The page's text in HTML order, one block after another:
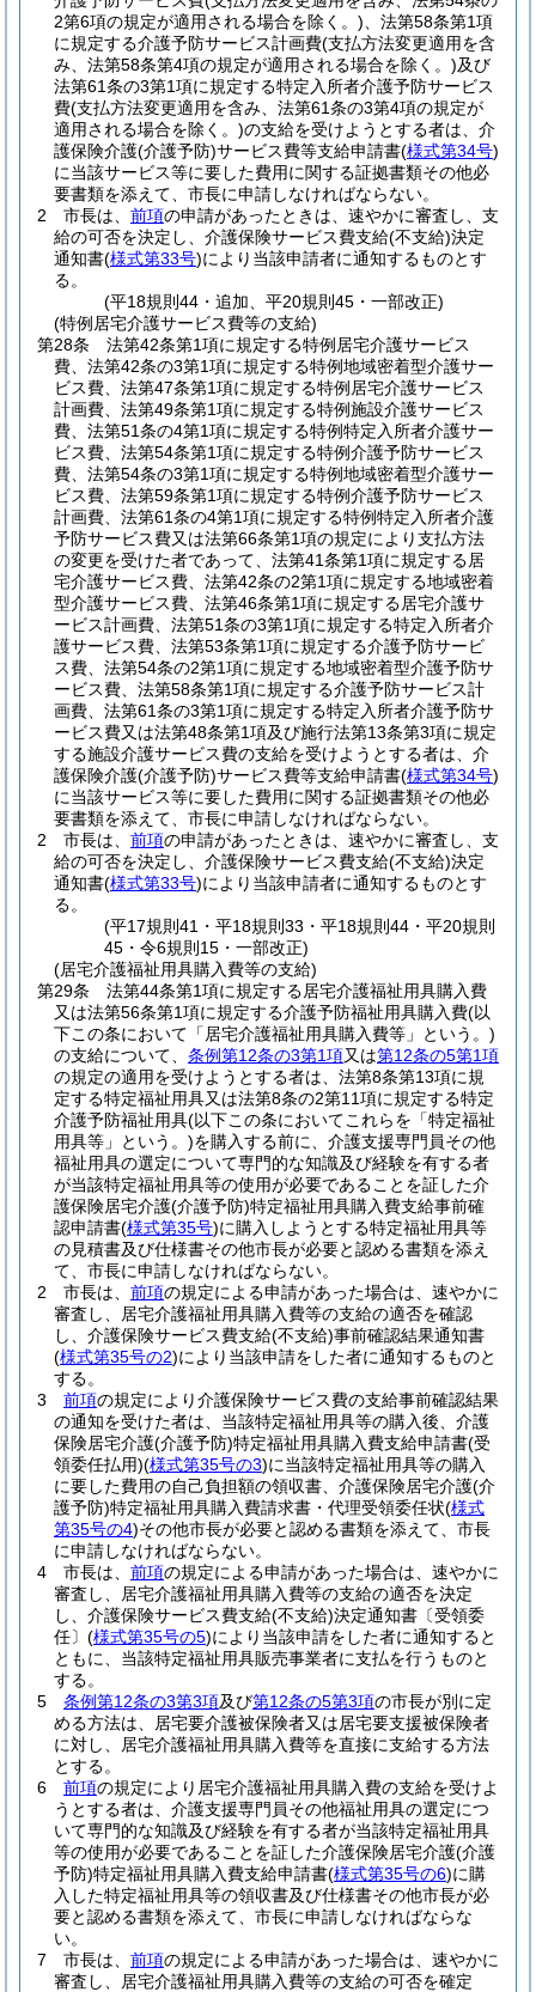
2第6項の規定が適用される場合を除く。) 、法第58条第1項
に規定する介護予防サービス計画費(支払方法変更適用を含
み、法第58条第4項の規定が適用される場合を除く。)及び
法第61条の3第1項に規定する特定入所者介護予防サービス
費(支払方法変更適用を含み、法第61条の3第4項の規定が
適用される場合を除く。)の支給を受けようとする者は、介
護保険介護(介護予防)サービス費等支給申請書(様式第34号)
に当該サービス等に要した費用に関する証拠書類その他必
要書類を添えて、市長に申請しなければならない。
2
市長は、 前項の申請があったときは、速やかに審査し、支
給の可否を決定し、介護保険サービス費支給(不支給)決定
通知書(様式第33号)により当該申請者に通知するものとす
る。
(平18規則44・追加、平20規則45・一部改正)
(特例居宅介護サービス費等の支給)
第28条
法第42条第1項に規定する特例居宅介護サービス
費、法第42条の3第1項に規定する特例地域密着型介護サー
ビス費、法第47条第1項に規定する特例居宅介護サービス
計画費、法第49条第1項に規定する特例施設介護サービス
費、法第51条の4第1項に規定する特例特定入所者介護サー
ビス費、法第54条第1項に規定する特例介護予防サービス
費、法第54条の3第1項に規定する特例地域密着型介護サー
ビス費、法第59条第1項に規定する特例介護予防サービス
計画費、法第61条の4第1項に規定する特例特定入所者介護
予防サービス費又は法第66条第1項の規定により支払方法
の変更を受けた者であって、法第41条第1項に規定する居
宅介護サービス費、法第42条の2第1項に規定する地域密着
型介護サービス費、法第46条第1項に規定する居宅介護サ
ービス計画費、法第51条の3第1項に規定する特定入所者介
護サービス費、法第53条第1項に規定する介護予防サービ
ス費、法第54条の2第1項に規定する地域密着型介護予防サ
ービス費、法第58条第1項に規定する介護予防サービス計
画費、法第61条の3第1項に規定する特定入所者介護予防サ
ービス費又は法第48条第1項及び施行法第13条第3項に規定
する施設介護サービス費の支給を受けようとする者は、介
護保険介護(介護予防)サービス費等支給申請書(様式第34号)
に当該サービス等に要した費用に関する証拠書類その他必
要書類を添えて、市長に申請しなければならない。
2
市長は、 前項の申請があったときは、速やかに審査し、支
給の可否を決定し、介護保険サービス費支給(不支給)決定
通知書(様式第33号)により当該申請者に通知するものとす
る。
(平17規則41・平18規則33・平18規則44・平20規則
45・令6規則15・一部改正)
(居宅介護福祉用具購入費等の支給)
第29条
法第44条第1項に規定する居宅介護福祉用具購入費
又は法第56条第1項に規定する介護予防福祉用具購入費(以
下この条において「居宅介護福祉用具購入費等」という。)
の支給について、 条例第12条の3第1項又は第12条の5第1項
の規定の適用を受けようとする者は、法第8条第13項に規
定する特定福祉用具又は法第8条の2第11項に規定する特定
介護予防福祉用具(以下この条においてこれらを「特定福祉
用具等」という。)を購入する前に、介護支援専門員その他
福祉用具の選定について専門的な知識及び経験を有する者
が当該特定福祉用具等の使用が必要であることを証した介
護保険居宅介護(介護予防)特定福祉用具購入費支給事前確
認申請書(様式第35号)に購入しようとする特定福祉用具等
の見積書及び仕様書その他市長が必要と認める書類を添え
て、市長に申請しなければならない。
2
市長は、 前項の規定による申請があった場合は、速やかに
審査し、居宅介護福祉用具購入費等の支給の適否を確認
し、介護保険サービス費支給(不支給)事前確認結果通知書
(様式第35号の2)により当該申請をした者に通知するものと
する。
3
前項の規定により介護保険サービス費の支給事前確認結果
の通知を受けた者は、当該特定福祉用具等の購入後、介護
保険居宅介護(介護予防)特定福祉用具購入費支給申請書(受
領委任払用)(様式第35号の3)に当該特定福祉用具等の購入
に要した費用の自己負担額の領収書、介護保険居宅介護(介
護予防)特定福祉用具購入費請求書・代理受領委任状(様式
第35号の4)その他市長が必要と認める書類を添えて、市長
に申請しなければならない。
4
市長は、 前項の規定による申請があった場合は、速やかに
審査し、居宅介護福祉用具購入費等の支給の適否を決定
し、介護保険サービス費支給(不支給)決定通知書〔受領委
任〕 (様式第35号の5)により当該申請をした者に通知すると
ともに、当該特定福祉用具販売事業者に支払を行うものと
する。
5
条例第12条の3第3項及び第12条の5第3項の市長が別に定
める方法は、居宅要介護被保険者又は居宅要支援被保険者
に対し、居宅介護福祉用具購入費等を直接に支給する方法
とする。
6
前項の規定により居宅介護福祉用具購入費の支給を受けよ
うとする者は、介護支援専門員その他福祉用具の選定につ
いて専門的な知識及び経験を有する者が当該特定福祉用具
等の使用が必要であることを証した介護保険居宅介護(介護
予防)特定福祉用具購入費支給申請書(様式第35号の6)に購
入した特定福祉用具等の領収書及び仕様書その他市長が必
要と認める書類を添えて、市長に申請しなければならな
い。
7
市長は、 前項の規定による申請があった場合は、速やかに
審査し、居宅介護福祉用具購入費等の支給の可否を確定